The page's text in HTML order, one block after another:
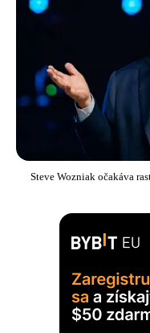
Steve Wozniak očakáva